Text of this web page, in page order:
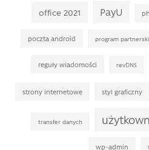
office 2021 PayU
poczta android program
reguły wiadomości revDNS
strony internetowe styl graficzny
transfer danych
wp-admin